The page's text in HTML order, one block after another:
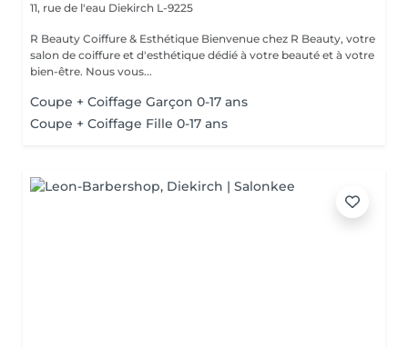
11, rue de l'eau Diekirch L-9225
R Beauty Coiffure & Esthétique Bienvenue chez R Beauty, votre
salon de coiffure et d'esthétique dédié à votre beauté et à votre
bien-être. Nous vous...
Coupe + Coiffage Garçon 0-17 ans
Coupe + Coiffage Fille 0-17 ans